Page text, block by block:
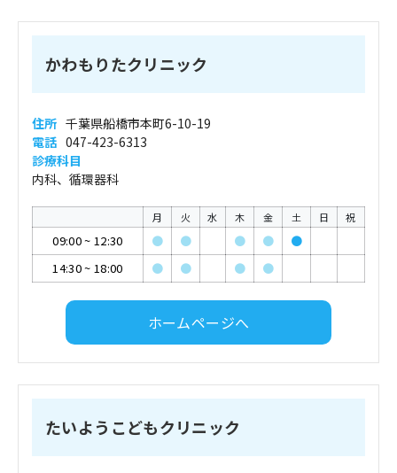
かわもりたクリニック
住所 千葉県船橋市本町6-10-19
電話 047-423-6313
診療科目
内科、循環器科
月 火 水 木 金 土 日 祝
09:00~ 12:30 ● ● ● ●
●
14:30~ 18:00 ● ● ● ●
ホームページへ
たいようこどもクリニック